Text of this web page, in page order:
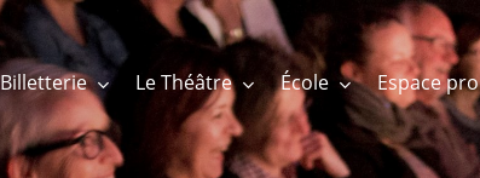
Billetterie Le Théâtre École Espace pro